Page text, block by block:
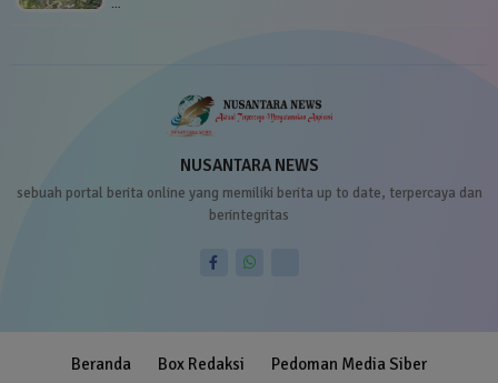
…
NUSANTARA NEWS
sebuah portal berita online yang memiliki berita up to date, terpercaya dan
berintegritas
Beranda Box Redaksi
Pedoman Media Siber